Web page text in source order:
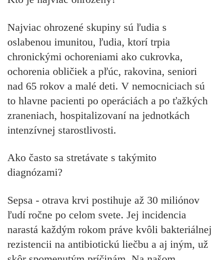
Najviac ohrozené skupiny sú ľudia s
oslabenou imunitou, ľudia, ktorí trpia
chronickými ochoreniami ako cukrovka,
ochorenia obličiek a pľúc, rakovina, seniori
nad 65 rokov a malé deti. V nemocniciach sú
to hlavne pacienti po operáciách a po ťažkých
zraneniach, hospitalizovaní na jednotkách
intenzívnej starostlivosti.
Ako často sa stretávate s takýmito
diagnózami?
Sepsa - otrava krvi postihuje až 30 miliónov
ľudí ročne po celom svete. Jej incidencia
narastá každým rokom práve kvôli bakteriálnej
rezistencii na antibiotickú liečbu a aj iným, už